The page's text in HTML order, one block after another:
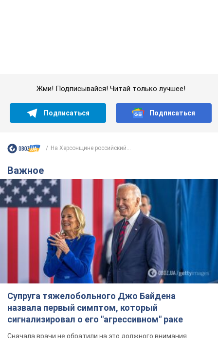
Супруга тяжелобольного Джо Байдена
назвала первый симптом, который
сигнализировал о его "агрессивном" раке
Сначала врачи не обратили на это должного внимания
16,6 т.
Отпуск Леси Никитюк в Карпатах
обернулся скандалом: почему
ведущую несправедливо захейтили
Знаменитость вышла на прямую
коммуникацию в сети и расставила все точки
над "i"
6.08.2026 17:32 13,3 т.